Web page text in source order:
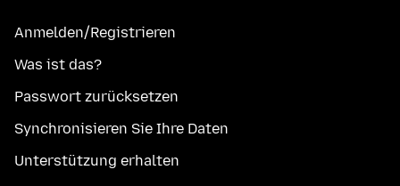
Anmelden/Registrieren
Was ist das?
Passwort zurücksetzen
Synchronisieren Sie Ihre Daten
Unterstützung erhalten